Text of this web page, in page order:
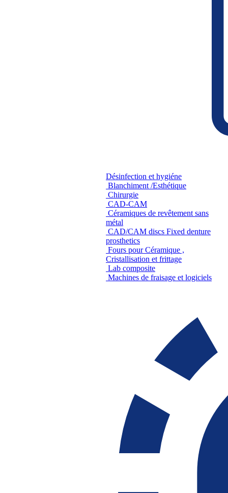
Désinfection et hygiéne
Blanchiment /Esthétique
Chirurgie
CAD-CAM
Céramiques de revêtement sans
métal
CAD/CAM discs Fixed denture
prosthetics
Fours pour Céramique ,
Cristallisation et frittage
Lab composite
Machines de fraisage et logiciels